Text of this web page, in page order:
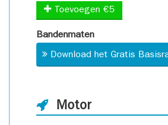
Toevoegen €5
Bandenmaten
Download het Gratis
Motor